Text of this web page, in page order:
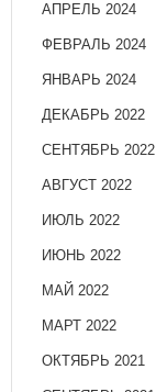
АПРЕЛЬ 2024
ФЕВРАЛЬ 2024
ЯНВАРЬ 2024
ДЕКАБРЬ 2022
СЕНТЯБРЬ 2022
АВГУСТ 2022
ИЮЛЬ 2022
ИЮНЬ 2022
МАЙ 2022
МАРТ 2022
ОКТЯБРЬ 2021